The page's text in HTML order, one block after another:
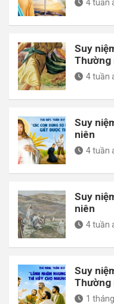
4 tuần
Suy
Thường
4 tuần
Suy
niên
4 tuần
Suy
niên
4 tuần
Suy
Thường
1